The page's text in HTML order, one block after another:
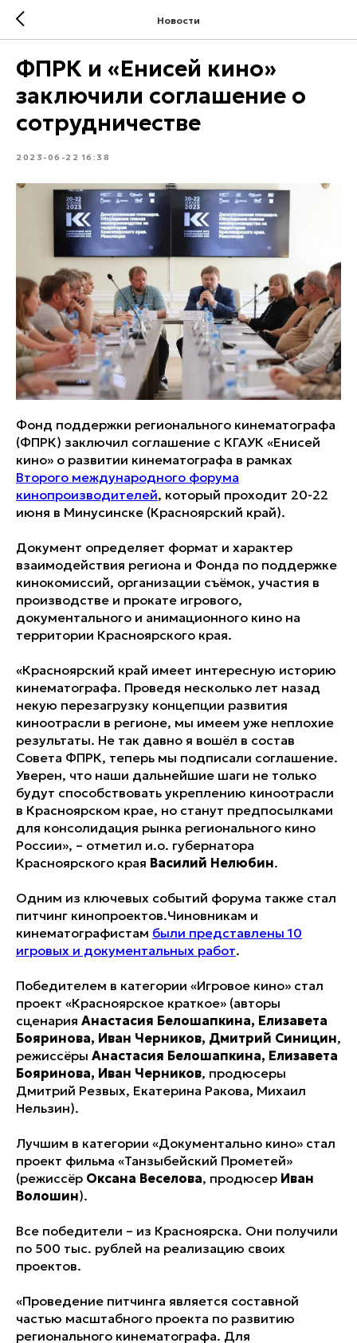
Новости
ФПРК и «Енисей кино»
заключили соглашение о
сотрудничестве
2023-06-22 16:38
Фонд поддержки регионального кинематографа
(ФПРК) заключил соглашение с КГАУК «Енисей
кино» о развитии кинематографа в рамках
Второго международного форума
кинопроизводителей, который проходит 20-22
июня в Минусинске (Красноярский край).
Документ определяет формат и характер
взаимодействия региона и Фонда по поддержке
кинокомиссий, организации съёмок, участия в
производстве и прокате игрового,
документального и анимационного кино на
территории Красноярского края.
«Красноярский край имеет интересную историю
кинематографа. Проведя несколько лет назад
некую перезагрузку концепции развития
киноотрасли в регионе, мы имеем уже неплохие
результаты. Не так давно я вошёл в состав
Совета ФПРК, теперь мы подписали соглашение.
Уверен, что наши дальнейшие шаги не только
будут способствовать укреплению киноотрасли
в Красноярском крае, но станут предпосылками
для консолидация рынка регионального кино
России», – отметил и.о. губернатора
Красноярского края Василий Нелюбин.
Одним из ключевых событий форума также стал
питчинг кинопроектов.Чиновникам и
кинематографистам были представлены 10
игровых и документальных работ.
Победителем в категории «Игровое кино» стал
проект «Красноярское краткое» (авторы
сценария Анастасия Белошапкина, Елизавета
Бояринова, Иван Черников, Дмитрий Синицин,
режиссёры Анастасия Белошапкина, Елизавета
Бояринова, Иван Черников, продюсеры
Дмитрий Резвых, Екатерина Ракова, Михаил
Нельзин).
Лучшим в категории «Документально кино» стал
проект фильма «Танзыбейский Прометей»
(режиссёр Оксана Веселова, продюсер Иван
Волошин).
Все победители – из Красноярска. Они получили
по 500 тыс. рублей на реализацию своих
проектов.
«Проведение питчинга является составной
частью масштабного проекта по развитию
регионального кинематографа. Для